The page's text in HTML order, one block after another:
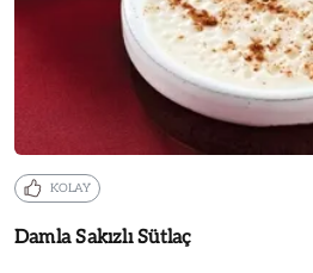
KOLAY
Damla Sakızlı Sütlaç